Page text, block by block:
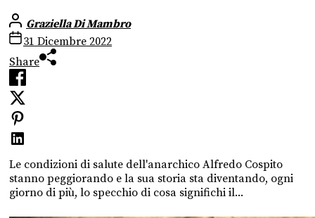
Graziella Di Mambro
31 Dicembre 2022
Share
Le condizioni di salute dell'anarchico Alfredo Cospito
stanno peggiorando e la sua storia sta diventando, ogni
giorno di più, lo specchio di cosa significhi il...